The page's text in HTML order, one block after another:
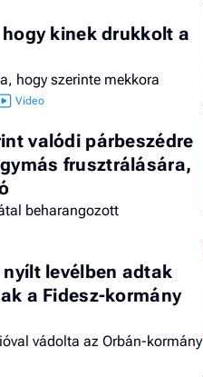
kinek drukkolt a
hogy szerinte mekkora
valódi párbeszédre
frusztrálására,
beharangozott
nyílt levélben adtak
a Fidesz-kormány
vádolta az Orbán-kormány